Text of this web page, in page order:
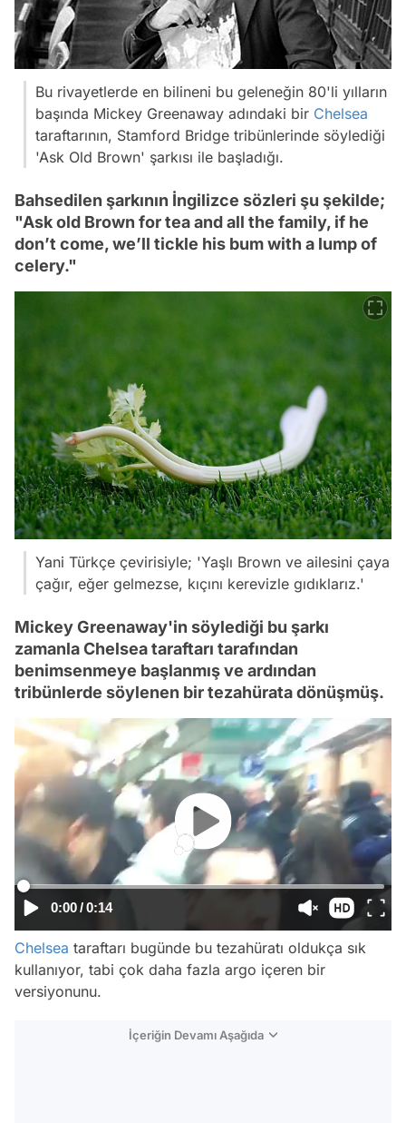
Bu rivayetlerde en bilineni bu geleneğin 80'li yılların
başında Mickey Greenaway adındaki bir Chelsea
taraftarının, Stamford Bridge tribünlerinde söylediği
'Ask Old Brown' şarkısı ile başladığı.
Bahsedilen şarkının İngilizce sözleri şu şekilde;
"Ask old Brown for tea and all the family, if he
don’t come, we’ll tickle his bum with a lump of
celery."
Yani Türkçe çevirisiyle; 'Yaşlı Brown ve ailesini çaya
çağır, eğer gelmezse, kıçını kerevizle gıdıklarız.'
Mickey Greenaway'in söylediği bu şarkı
zamanla Chelsea taraftarı tarafından
benimsenmeye başlanmış ve ardından
tribünlerde söylenen bir tezahürata dönüşmüş.
0:00/0:14
Chelsea taraftarı bugünde bu tezahüratı oldukça sık
kullanıyor, tabi çok daha fazla argo içeren bir
versiyonunu.
İçeriğin Devamı Aşağıda